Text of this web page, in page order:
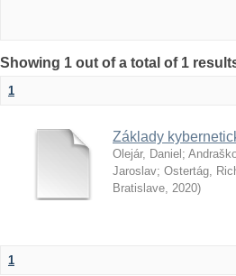
Showing 1 out of a total of 1
1
Základy
Olejár, Daniel ;
Jaroslav; Ostertág,
Bratislave, 2020)
1